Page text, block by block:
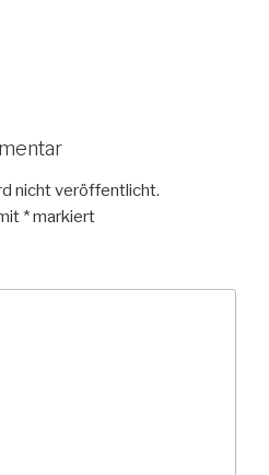
nicht veröffentlicht.
*markiert